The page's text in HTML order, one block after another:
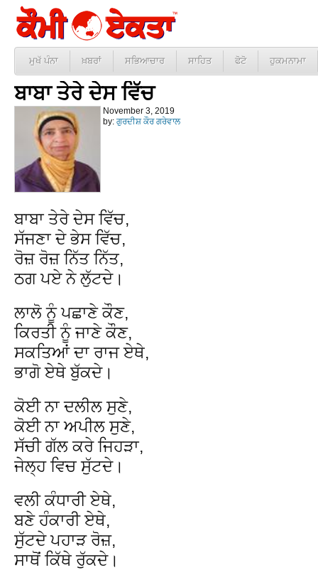
ਮੁਖੱ ਪੰਨਾ ਖ਼ਬਰਾਂ ਸਭਿਆਚਾਰ ਸਾਹਿਤ ਫੋਟੋ ਹੁਕਮਨਾਮਾ
ਬਾਬਾ ਤੇਰੇ ਦੇਸ ਵਿੱਚ
November 3, 2019
by: ਗੁਰਦੀਸ਼ ਕੌਰ ਗਰੇਵਾਲ
ਬਾਬਾ ਤੇਰੇ ਦੇਸ ਵਿੱਚ,
ਸੱਜਣਾ ਦੇ ਭੇਸ ਵਿੱਚ,
ਰੋਜ਼ ਰੋਜ਼ ਨਿੱਤ ਨਿੱਤ,
ਠਗ ਪਏ ਨੇ ਲੁੱਟਦੇ।
ਲਾਲੋ ਨੂੰ ਪਛਾਣੇ ਕੌਣ,
ਕਿਰਤੀ ਨੂੰ ਜਾਣੇ ਕੌਣ,
ਸਕਤਿਆਂ ਦਾ ਰਾਜ ਏਥੇ,
ਭਾਗੋ ਏਥੇ ਬੁੱਕਦੇ।
ਕੋਈ ਨਾ ਦਲੀਲ ਸੁਣੇ,
ਕੋਈ ਨਾ ਅਪੀਲ ਸੁਣੇ,
ਸੱਚੀ ਗੱਲ ਕਰੇ ਜਿਹੜਾ,
ਜੇਲ੍ਹ ਵਿਚ ਸੁੱਟਦੇ।
ਵਲੀ ਕੰਧਾਰੀ ਏਥੇ,
ਬਣੇ ਹੰਕਾਰੀ ਏਥੇ,
ਸੁੱਟਦੇ ਪਹਾੜ ਰੋਜ਼,
ਸਾਥੋਂ ਕਿੱਥੇ ਰੁੱਕਦੇ।